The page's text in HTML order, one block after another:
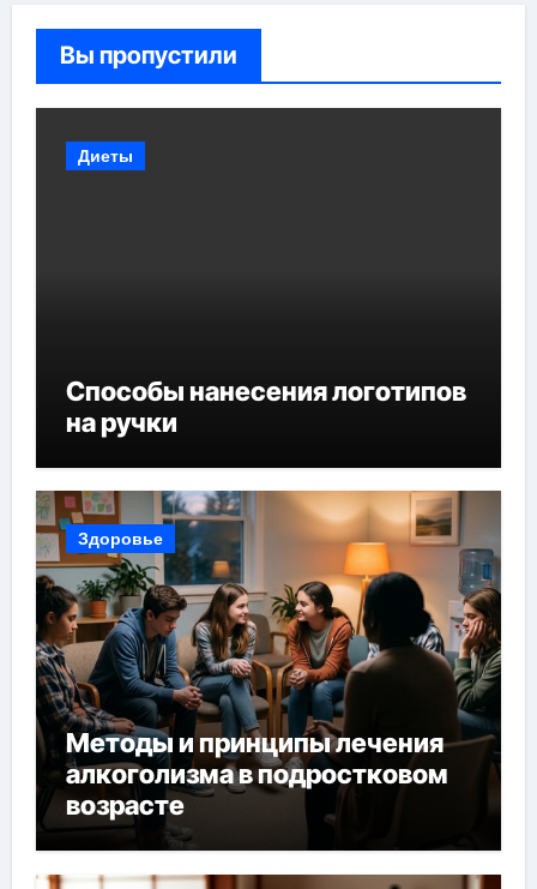
Вы пропустили
Диеты
Способы нанесения логотипов
на ручки
Здоровье
Методы и принципы лечения
алкоголизма в подростковом
возрасте